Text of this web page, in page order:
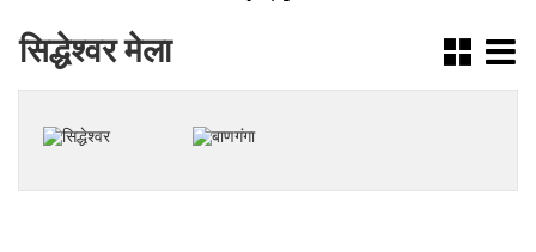
सिद्धेश्वर मेला